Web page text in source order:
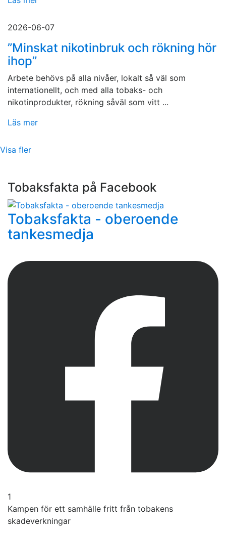
2026-06-07
”Minskat nikotinbruk och rökning hör
ihop”
Arbete behövs på alla nivåer, lokalt så väl som
internationellt, och med alla tobaks- och
nikotinprodukter, rökning såväl som vitt ...
Läs mer
Visa fler
Tobaksfakta på Facebook
Tobaksfakta - oberoende
tankesmedja
1
Kampen för ett samhälle fritt från tobakens
skadeverkningar